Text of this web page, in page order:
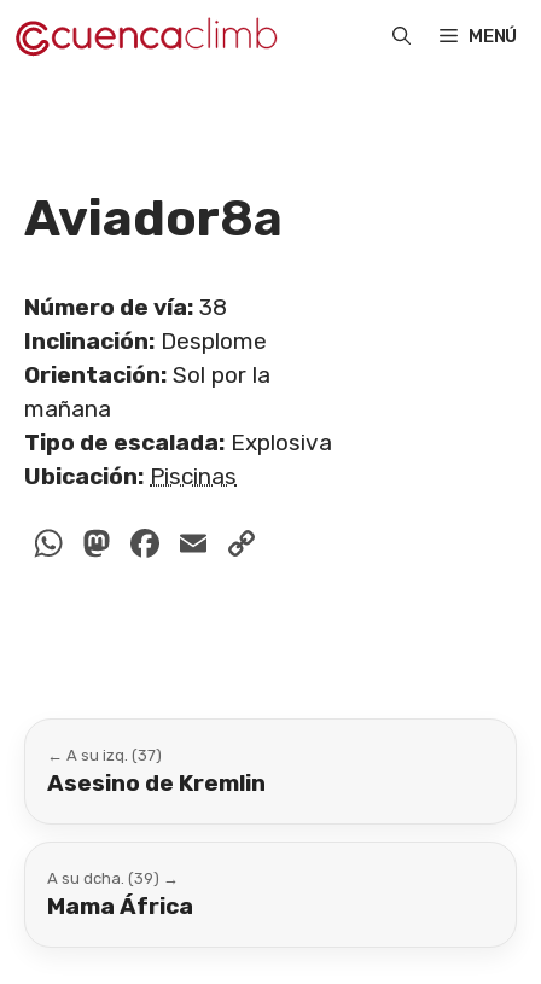
Saltar
al
MENÚ
Aviador8a
Número de vía: 38
Inclinación: Desplome
Orientación: Sol por la
mañana
Tipo de escalada: Explosiva
Ubicación: Piscinas
WhatsApp
Mastodon
Facebook
Email
← A su izq. (37)
Asesino de Kremlin
A su dcha. (39) →
Mama África